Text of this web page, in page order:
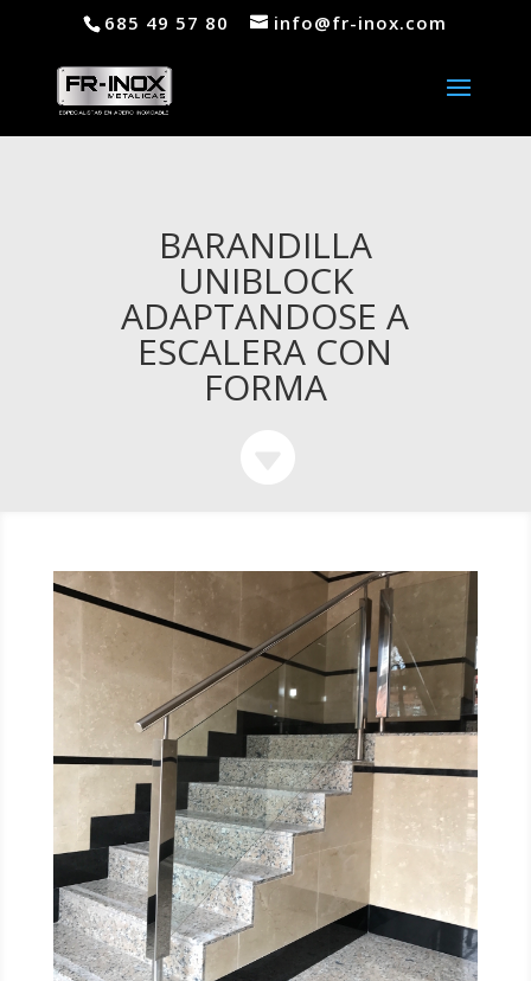
685 49 57 80 info@fr-inox.com
BARANDILLA
UNIBLOCK
ADAPTANDOSE A
ESCALERA CON
FORMA